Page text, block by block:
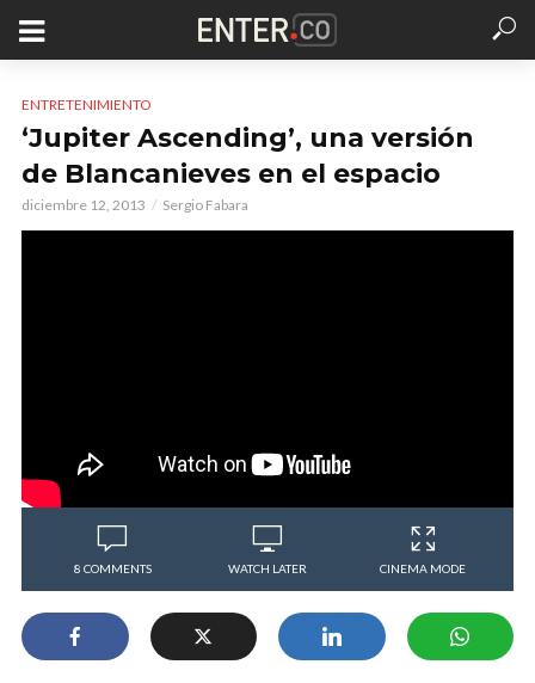
ENTRETENIMIENTO
‘Jupiter Ascending’, una versión
de Blancanieves en el espacio
diciembre 12, 2013 Sergio Fabara
8 COMMENTS WATCH LATER CINEMA MODE